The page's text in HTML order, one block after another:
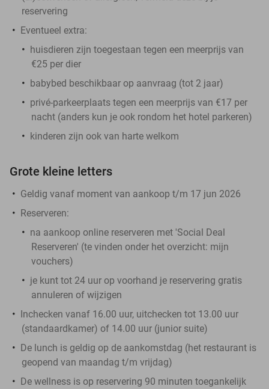
reservering
Eventueel extra:
huisdieren zijn toegestaan tegen een meerprijs van
€25 per dier
babybed beschikbaar op aanvraag (tot 2 jaar)
privé-parkeerplaats tegen een meerprijs van €17 per
nacht (anders kun je ook rondom het hotel parkeren)
kinderen zijn ook van harte welkom
Grote kleine letters
Geldig vanaf moment van aankoop t/m 17 jun 2026
Reserveren:
na aankoop online reserveren met 'Social Deal
Reserveren' (te vinden onder het overzicht: mijn
vouchers)
je kunt tot 24 uur op voorhand je reservering gratis
annuleren of wijzigen
Inchecken vanaf 16.00 uur, uitchecken tot 13.00 uur
(standaardkamer) of 14.00 uur (junior suite)
De lunch is geldig op de aankomstdag (het restaurant is
geopend van maandag t/m vrijdag)
De wellness is op reservering 90 minuten toegankelijk